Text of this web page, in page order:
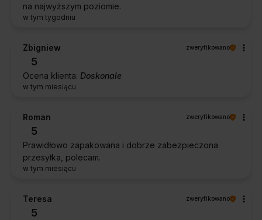
na najwyższym poziomie.
w tym tygodniu
Zbigniew zweryfikowano
5
Ocena klienta: Doskonale
w tym miesiącu
Roman zweryfikowano
5
Prawidłowo zapakowana i dobrze zabezpieczona
przesyłka, polecam.
w tym miesiącu
Teresa zweryfikowano
5